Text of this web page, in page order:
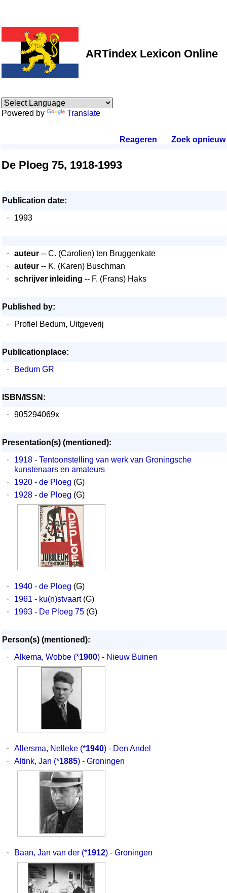
ARTindex Lexicon Online
Powered by Translate
Reageren Zoek opnieuw.
De Ploeg 75, 1918-1993
Publication date:
·
1993
· auteur -- C. (Carolien) ten Bruggenkate
·
auteur -- K. (Karen) Buschman
·
schrijver inleiding -- F. (Frans) Haks
Published by:
·
Profiel Bedum, Uitgeverij
Publicationplace:
·
Bedum GR
ISBN/ISSN:
·
905294069x
Presentation(s) (mentioned):
·
1918 - Tentoonstelling van werk van Groningsche
kunstenaars en amateurs
·
1920 - de Ploeg (G)
·
1928 - de Ploeg (G)
· 1940 - de Ploeg (G)
·
1961 - ku(n)stvaart(G)
·
1993 - De Ploeg 75 (G)
Person(s) (mentioned):
·
Alkema, Wobbe (*1900) - Nieuw Buinen
· Allersma, Nelleke (*1940) - Den Andel
·
Altink, Jan (*1885) - Groningen
· Baan, Jan van der (*1912) - Groningen